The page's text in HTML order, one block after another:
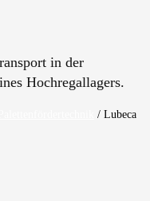
in der
Hochregallagers.
/ Lubeca